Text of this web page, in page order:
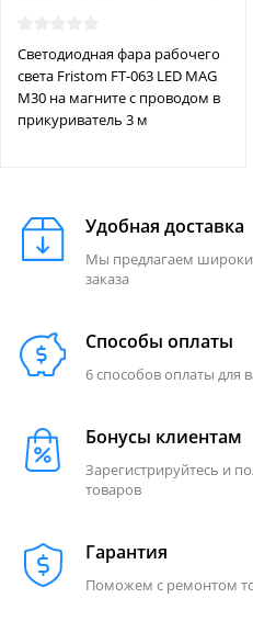
Светодиодная фара рабочего
света Fristom FT-063 LED MAG
M30 на магните с проводом в
прикуриватель 3 м
Удобная доставка
Мы предлагаем
заказа
Способы оплаты
6 способов оплаты для
Бонусы клиентам
Зарегистрируйтесь и
товаров
Гарантия
Поможем с ремонтом